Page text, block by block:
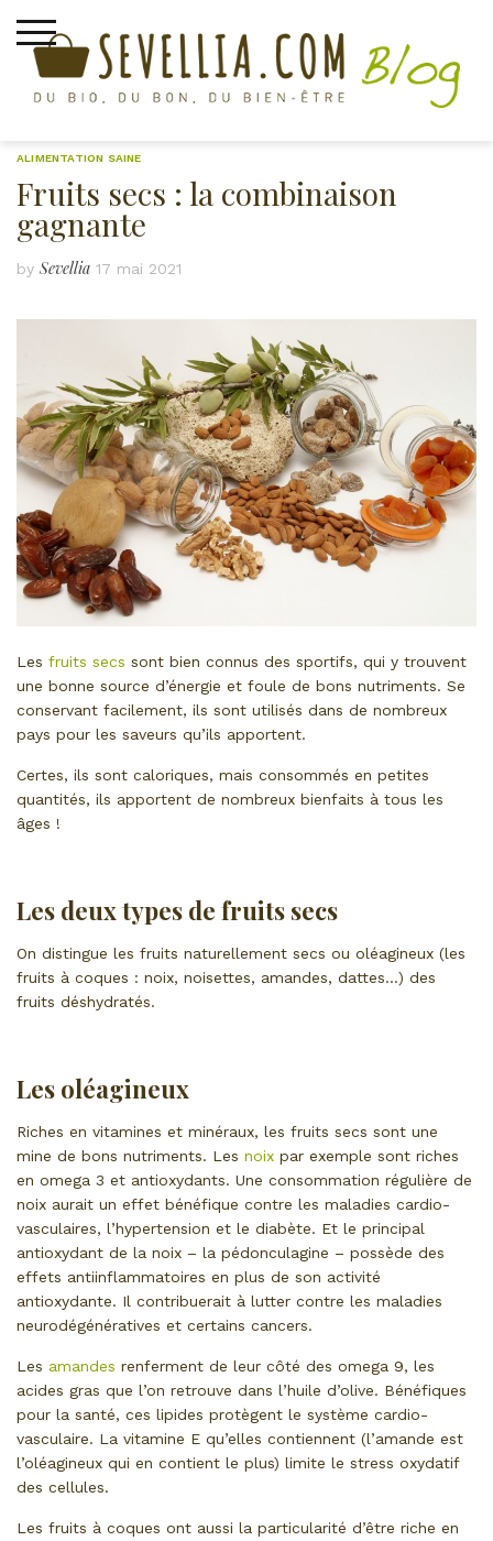
content
ALIMENTATION SAINE
Fruits secs : la combinaison
gagnante
by Sevellia 17 mai 2021
Les fruits secs sont bien connus des sportifs, qui y trouvent
une bonne source d’énergie et foule de bons nutriments. Se
conservant facilement, ils sont utilisés dans de nombreux
pays pour les saveurs qu’ils apportent.
Certes, ils sont caloriques, mais consommés en petites
quantités, ils apportent de nombreux bienfaits à tous les
âges !
Les deux types de fruits secs
On distingue les fruits naturellement secs ou oléagineux (les
fruits à coques : noix, noisettes, amandes, dattes…) des
fruits déshydratés.
Les oléagineux
Riches en vitamines et minéraux, les fruits secs sont une
mine de bons nutriments. Les noix par exemple sont riches
en omega 3 et antioxydants. Une consommation régulière de
noix aurait un effet bénéfique contre les maladies cardio-
vasculaires, l’hypertension et le diabète. Et le principal
antioxydant de la noix – la pédonculagine – possède des
effets antiinflammatoires en plus de son activité
antioxydante. Il contribuerait à lutter contre les maladies
neurodégénératives et certains cancers.
Les amandes renferment de leur côté des omega 9, les
acides gras que l’on retrouve dans l’huile d’olive. Bénéfiques
pour la santé, ces lipides protègent le système cardio-
vasculaire. La vitamine E qu’elles contiennent (l’amande est
l’oléagineux qui en contient le plus) limite le stress oxydatif
des cellules.
Les fruits à coques ont aussi la particularité d’être riche en